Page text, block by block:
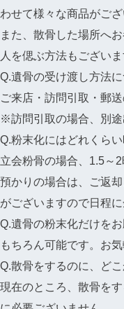
わせて様々な商品がござ
また、散骨した場所へ
人を偲ぶ方法もござい
Q.遺骨の受け渡し方法
ご来店・訪問引取・郵
※訪問引取の場合、別途
Q.粉末化にはどれくら
立会粉骨の場合、1.5～
預かりの場合は、ご返
がございますので日程
Q.遺骨の粉末化だけを
もちろん可能です。お
Q.散骨をするのに、ど
現在のところ、散骨を